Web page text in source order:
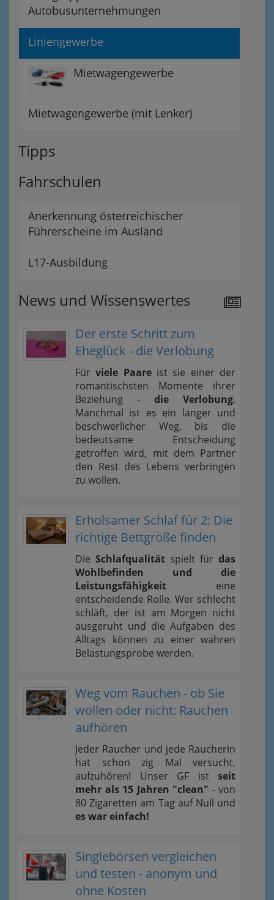
Autobusunternehmungen
Liniengewerbe
Mietwagengewerbe
Mietwagengewerbe (mit Lenker)
Tipps
Fahrschulen
Anerkennung österreichischer
Führerscheine im Ausland
L17-Ausbildung
News und Wissenswertes
Der erste Schritt zum
Eheglück - die Verlobung
Fürviele Paareist sie einer der
romantischsten Momente ihrer
Beziehung - die Verlobung.
Manchmal ist es ein langer und
beschwerlicher Weg, bis die
bedeutsame Entscheidung
getroffen wird, mit dem Partner
den Rest des Lebens verbringen
zu wollen.
Erholsamer Schlaf für 2: Die
richtige Bettgröße finden
Die Schlafqualität spielt für das
Wohlbefinden und die
Leistungsfähigkeit eine
entscheidende Rolle. Wer schlecht
schläft, der ist am Morgen nicht
ausgeruht und die Aufgaben des
Alltags können zu einer wahren
Belastungsprobe werden.
Weg vom Rauchen - ob Sie
wollen oder nicht: Rauchen
aufhören
Jeder Raucher und jede Raucherin
hat schon zig Mal versucht,
aufzuhören! Unser GF ist seit
mehr als 15 Jahren "clean" - von
80 Zigaretten am Tag auf Null und
es war einfach!
Singlebörsen vergleichen
und testen - anonym und
ohne Kosten